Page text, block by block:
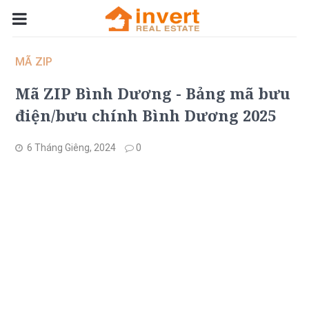
MÃ ZIP
Mã ZIP Bình Dương - Bảng mã bưu
điện/bưu chính Bình Dương 2025
6 Tháng Giêng, 2024 0